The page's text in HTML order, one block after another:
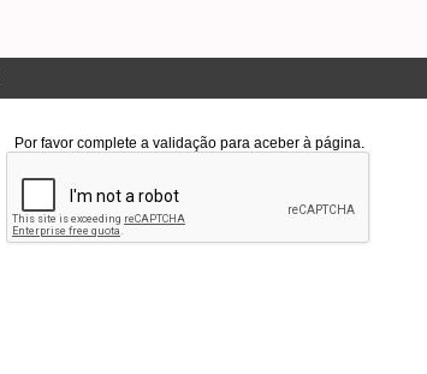
Por favor complete a validação para aceber à página.